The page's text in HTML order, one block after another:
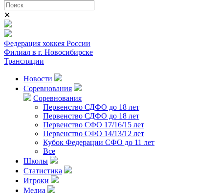
✕
Федерация хоккея России
Филиал в г. Новосибирске
Трансляции
Новости
Соревнования
Соревнования
Первенство СДФО до 18 лет
Первенство СДФО до 18 лет
Первенство СФО 17/16/15 лет
Первенство СФО 14/13/12 лет
Кубок Федерации СФО до 11 лет
Все
Школы
Статистика
Игроки
Медиа